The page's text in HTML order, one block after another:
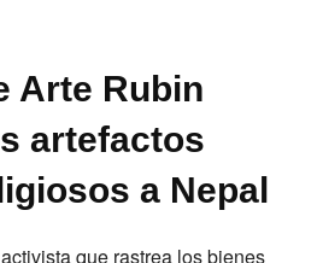
Arte Rubin
artefactos
a Nepal
que rastrea los bienes